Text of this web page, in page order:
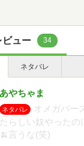
ビュー 34
ネタバレ
あやちゃま
ネタバレ
オメガバー
たらしい奴やった
🍌言うな(笑)